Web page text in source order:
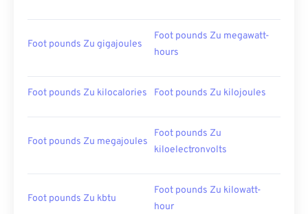
Foot pounds Zu gigajoules
Foot pounds Zu megawatt-
hours
Foot pounds Zu kilocalories Foot pounds Zu kilojoules
Foot pounds Zu megajoules
Foot pounds Zu
kiloelectronvolts
Foot pounds Zu kbtu
Foot pounds Zu kilowatt-
hour